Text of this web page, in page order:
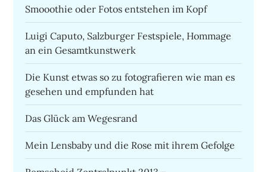
Smooothie oder Fotos entstehen im Kopf
Luigi Caputo, Salzburger Festspiele, Hommage
an ein Gesamtkunstwerk
Die Kunst etwas so zu fotografieren wie man es
gesehen und empfunden hat
Das Glück am Wegesrand
Mein Lensbaby und die Rose mit ihrem Gefolge